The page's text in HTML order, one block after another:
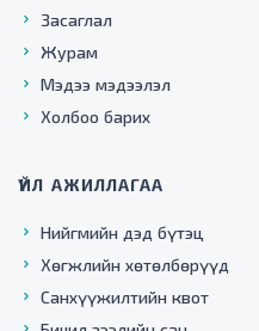
Засаглал
Журам
Мэдээ мэдээлэл
Холбоо барих
ҮЙЛ АЖИЛЛАГАА
Нийгмийн дэд бүтэц
Хөгжлийн хөтөлбөрүүд
Санхүүжилтийн квот